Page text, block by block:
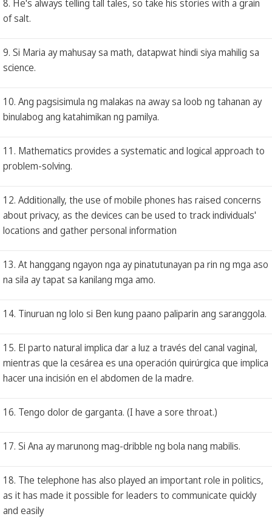
8. He's always telling tall tales, so take his stories with a grain
of salt.
9. Si Maria ay mahusay sa math, datapwat hindi siya mahilig sa
science.
10. Ang pagsisimula ng malakas na away sa loob ng tahanan ay
binulabog ang katahimikan ng pamilya.
11. Mathematics provides a systematic and logical approach to
problem-solving.
12. Additionally, the use of mobile phones has raised concerns
about privacy, as the devices can be used to track individuals'
locations and gather personal information
13. At hanggang ngayon nga ay pinatutunayan pa rin ng mga aso
na sila ay tapat sa kanilang mga amo.
14. Tinuruan ng lolo si Ben kung paano paliparin ang saranggola.
15. El parto natural implica dar a luz a través del canal vaginal,
mientras que la cesárea es una operación quirúrgica que implica
hacer una incisión en el abdomen de la madre.
16. Tengo dolor de garganta. (I have a sore throat.)
17. Si Ana ay marunong mag-dribble ng bola nang mabilis.
18. The telephone has also played an important role in politics,
as it has made it possible for leaders to communicate quickly
and easily